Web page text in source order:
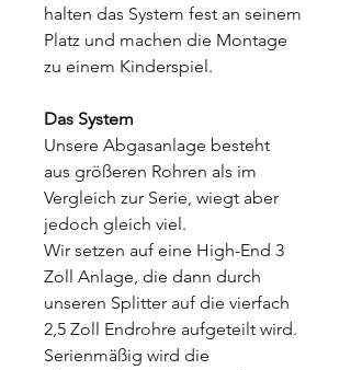
halten das System fest an seinem
Platz und machen die Montage
zu einem Kinderspiel.
Das System
Unsere Abgasanlage besteht
aus größeren Rohren als im
Vergleich zur Serie, wiegt aber
jedoch gleich viel.
Wir setzen auf eine High-End 3
Zoll Anlage, die dann durch
unseren Splitter auf die vierfach
2,5 Zoll Endrohre aufgeteilt wird.
Serienmäßig wird die